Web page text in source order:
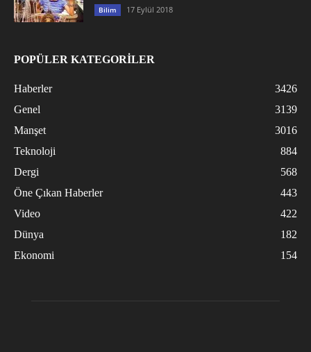
Bilim 17 Eylül 2018
POPÜLER KATEGORİLER
Haberler
3426
Genel
3139
Manşet
3016
Teknoloji
884
Dergi
568
Öne Çıkan Haberler
443
Video
422
Dünya
182
Ekonomi
154